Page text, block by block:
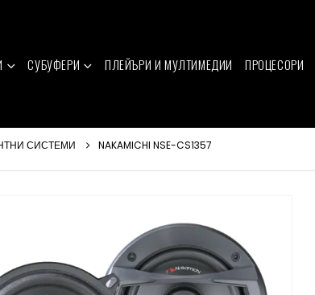
СУБУФЕРИ ПЛЕЙЪРИ И МУЛТИМЕДИИ ПРОЦЕСОРИ
СИСТЕМИ NAKAMICHI NSE-CS1357